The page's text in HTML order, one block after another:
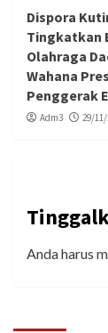
Dispora
Tingkatkan
Olahraga
Wahana
Penggerak
Adm3 29/11/
Anda harus